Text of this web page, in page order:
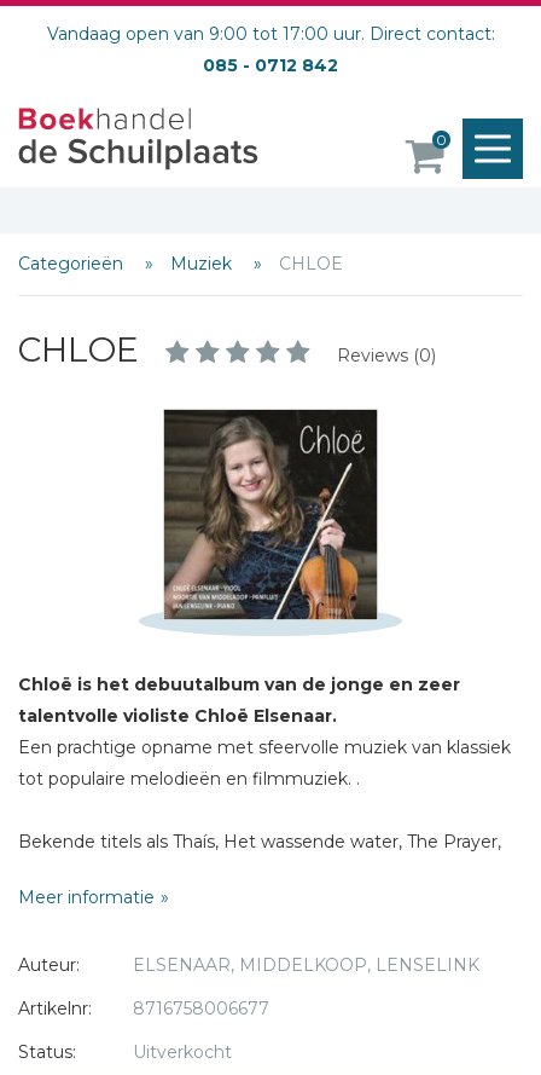
Vandaag open van 9:00 tot 17:00 uur. Direct contact:
085 - 0712 842
0
Categorieën Muziek CHLOE
CHLOE Reviews (0)
Chloë is het debuutalbum van de jonge en zeer
talentvolle violiste Chloë Elsenaar.
Een prachtige opname met sfeervolle muziek van klassiek
tot populaire melodieën en filmmuziek. .
Bekende titels als Thaís, Het wassende water, The Prayer,
Ave Verum, You raise me up, Weest stil, Morning has
Chloë Elsenaar - viool.
Jan Lenselink - vleugel
Meer informatie
Auteur:
ELSENAAR, MIDDELKOOP, LENSELINK
Artikelnr:
8716758006677
Status:
Uitverkocht